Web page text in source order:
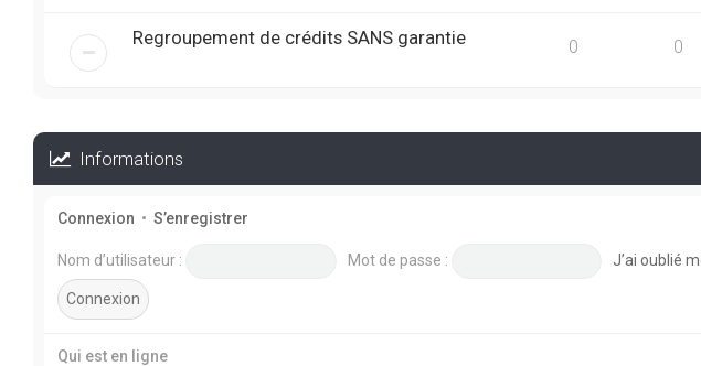
Regroupement de crédits SANS garantie 0 0
Informations
Connexion • S’enregistrer
Nom d’utilisateur : Mot de passe : J’ai oublié
Qui est en ligne